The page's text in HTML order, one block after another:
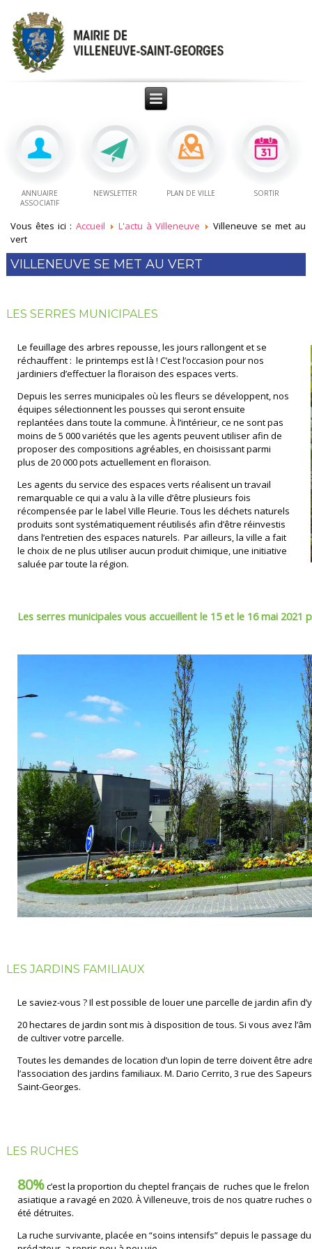
ANNUAIRE
ASSOCIATIF
NEWSLETTER PLAN DE VILLE SORTIR
Vous êtes ici : Accueil L'actu à Villeneuve
Villeneuve se met au
vert
VILLENEUVE SE MET AU VERT
LES SERRES MUNICIPALES
Le feuillage des arbres repousse, les jours rallongent et se
réchauffent : le printemps est là ! C’est l’occasion pour nos
jardiniers d’effectuer la floraison des espaces verts.
Depuis les serres municipales où les fleurs se développent, nos
équipes sélectionnent les pousses qui seront ensuite
replantées dans toute la commune. À l’intérieur, ce ne sont pas
moins de 5 000 variétés que les agents peuvent utiliser afin de
proposer des compositions agréables, en choisissant parmi
plus de 20 000 pots actuellement en floraison.
Les agents du service des espaces verts réalisent un travail
remarquable ce qui a valu à la ville d’être plusieurs fois
récompensée par le label Ville Fleurie. Tous les déchets naturels
produits sont systématiquement réutilisés afin d’être réinvestis
dans l’entretien des espaces naturels. Par ailleurs, la ville a fait
le choix de ne plus utiliser aucun produit chimique, une initiative
saluée par toute la région.
Les serres municipales vous accueillent le 15 et le 16 mai
LES JARDINS FAMILIAUX
Le saviez-vous ? Il est possible de louer une parcelle de jardin afin
20 hectares de jardin sont mis à disposition de tous. Si vous avez
de cultiver votre parcelle.
Toutes les demandes de location d’un lopin de terre doivent être
l’association des jardins familiaux. M. Dario Cerrito, 3 rue des
Saint-Georges.
LES RUCHES
80%c’est la proportion du cheptel français de ruches que le frelon
asiatique a ravagé en 2020. À Villeneuve, trois de nos quatre ruches
été détruites.
La ruche survivante, placée en “soins intensifs” depuis le passage du